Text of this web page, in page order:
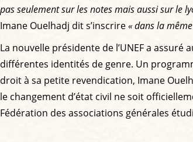
pas seulement sur les notes mais aussi sur le
Imane Ouelhadj dit s’inscrire« dans la
La nouvelle présidente de l’UNEF a assuré
différentes identités de genre. Un
droit à sa petite revendication, Imane
le changement d’état civil ne soit
Fédération des associations générales